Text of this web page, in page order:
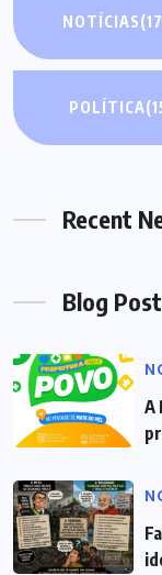
NOTÍCIAS
POLÍTICA
Recent
Blog
A